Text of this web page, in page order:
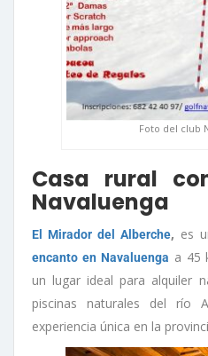
Foto del club
Casa rural
Navaluenga
El Mirador del Alberche, es
encanto en Navaluenga a 45
un lugar ideal para alquiler
piscinas naturales del río
experiencia única en la